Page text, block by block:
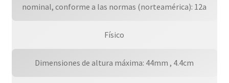
nominal, conforme a las normas (norteamérica): 12a
Físico
Dimensiones de altura máxima: 44mm , 4.4cm